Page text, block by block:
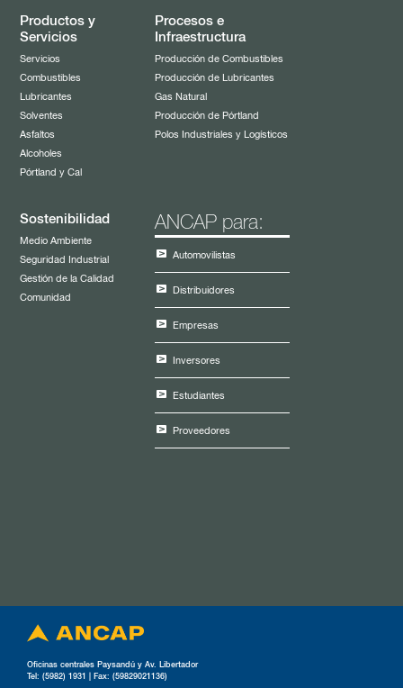
Comité de Finanzas e Inversiones
Comité de Gestión Humana
Comité de Ética y Cumplimiento
Productos y
Servicios
Servicios
Combustibles
Lubricantes
Solventes
Asfaltos
Alcoholes
Pórtland y Cal
Procesos e
Infraestructura
Producción de Combustibles
Producción de Lubricantes
Gas Natural
Producción de Pórtland
Polos Industriales y Logísticos
Sostenibilidad
Medio Ambiente
Seguridad Industrial
Gestión de la Calidad
Comunidad
ANCAP para:
Automovilistas
Distribuidores
Empresas
Inversores
Estudiantes
Proveedores
Oficinas centrales Paysandú y Av. Libertador
Tel: (5982) 1931 | Fax: (59829021136)